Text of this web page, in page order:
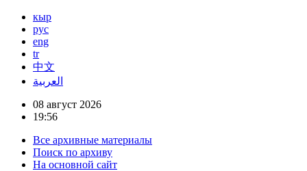
кыр
рус
eng
tr
中文
العربية
08 август 2026
19:56
Все архивные материалы
Поиск по архиву
На основной сайт